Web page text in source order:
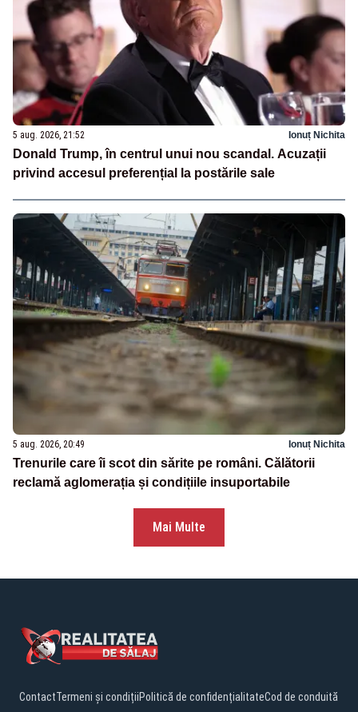
5 aug. 2026, 21:52 Ionuț Nichita
Donald Trump, în centrul unui nou scandal. Acuzații
privind accesul preferențial la postările sale
5 aug. 2026, 20:49 Ionuț Nichita
Trenurile care îi scot din sărite pe români. Călătorii
reclamă aglomerația și condițiile insuportabile
Mai Multe
ContactTermeni și condițiiPolitică de confidențialitateCod de conduită